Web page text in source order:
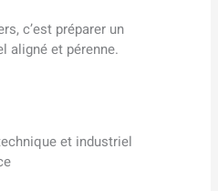
c’est préparer un
aligné et pérenne.
et industriel